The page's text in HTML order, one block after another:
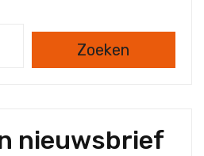
Zoeken
nieuwsbrief